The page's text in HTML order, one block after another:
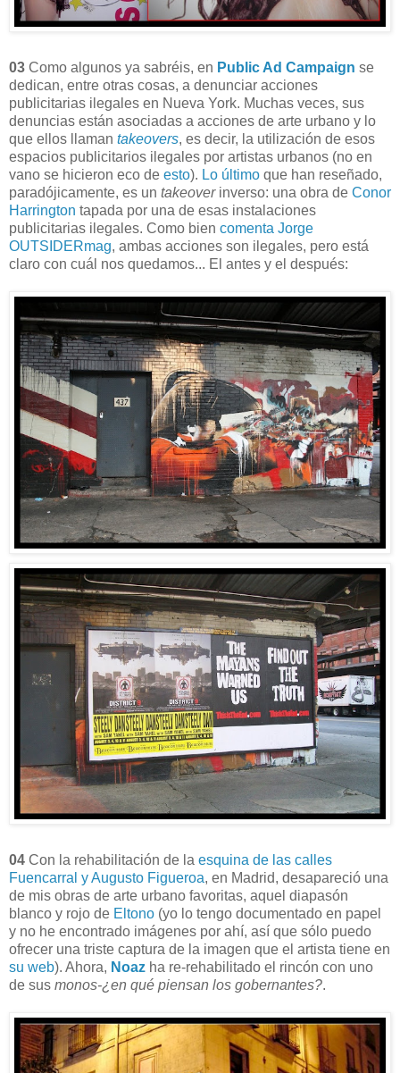
03 Como algunos ya sabréis, en Public Ad Campaign se
dedican, entre otras cosas, a denunciar acciones
publicitarias ilegales en Nueva York. Muchas veces, sus
denuncias están asociadas a acciones de arte urbano y lo
que ellos llaman takeovers, es decir, la utilización de esos
espacios publicitarios ilegales por artistas urbanos (no en
vano se hicieron eco de esto). Lo último que han reseñado,
paradójicamente, es un takeoverinverso: una obra de Conor
Harrington tapada por una de esas instalaciones
publicitarias ilegales. Como bien comenta Jorge
OUTSIDERmag, ambas acciones son ilegales, pero está
claro con cuál nos quedamos... El antes y el después:
04 Con la rehabilitación de la esquina de las calles
Fuencarral y Augusto Figueroa, en Madrid, desapareció una
de mis obras de arte urbano favoritas, aquel diapasón
blanco y rojo de Eltono (yo lo tengo documentado en papel
y no he encontrado imágenes por ahí, así que sólo puedo
ofrecer una triste captura de la imagen que el artista tiene en
su web). Ahora, Noaz ha re-rehabilitado el rincón con uno
de sus monos-¿en qué piensan los gobernantes?.